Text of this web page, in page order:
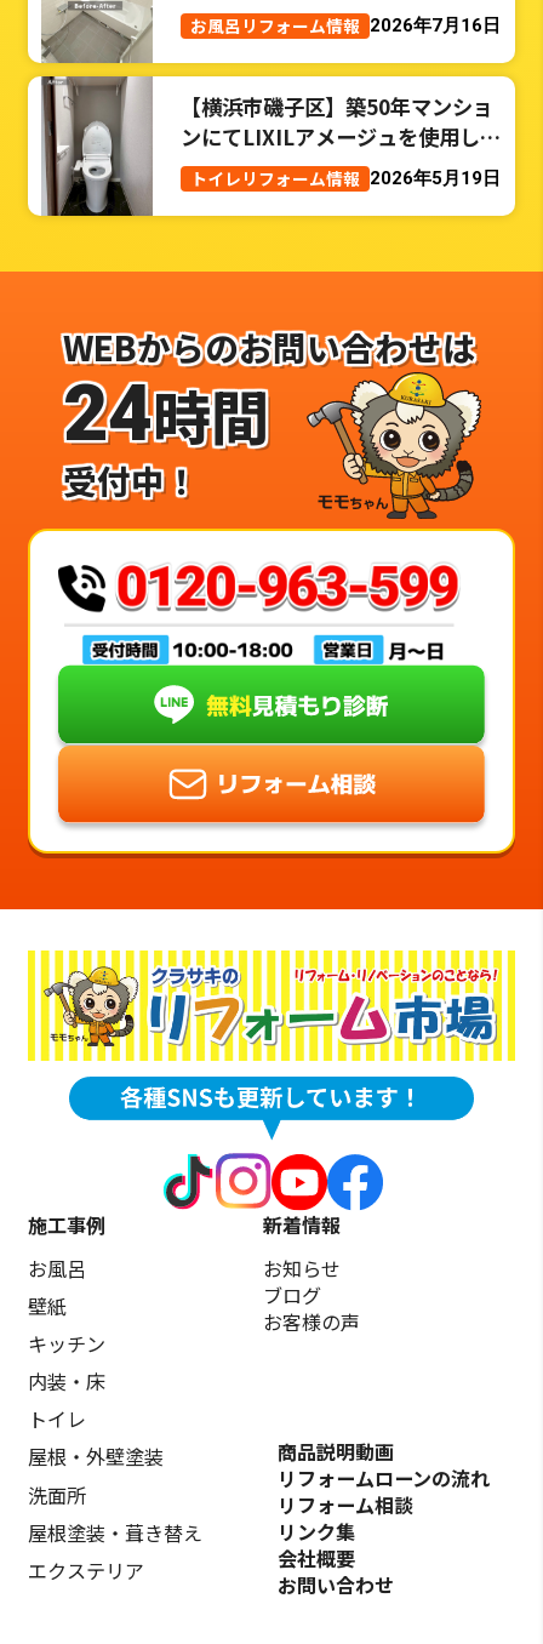
お風呂リフォーム情報 2026年7月16日
【横浜市磯子区】築50年マンショ
ンにてLIXILアメージュを使用した
トイレリフォーム事例
トイレリフォーム情報 2026年5月19日
WEBからのお問い合わせは
24時間
受付中！
施工事例
お風呂
壁紙
キッチン
内装・床
トイレ
屋根・外壁塗装
洗面所
屋根塗装・葺き替え
エクステリア
新着情報
お知らせ
ブログ
お客様の声
商品説明動画
リフォームローンの流れ
リフォーム相談
リンク集
会社概要
お問い合わせ